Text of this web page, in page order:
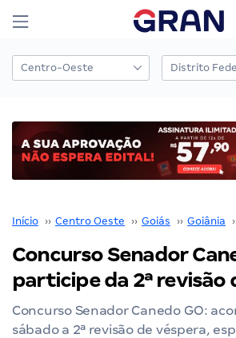
Início ›› Centro Oeste ›› Goiás ›› Goiânia
Concurso Senador
participe da 2ª revisão
Concurso Senador Canedo GO:
sábado a 2ª revisão de véspera,